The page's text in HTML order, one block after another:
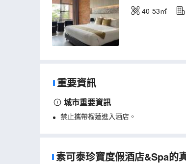
40-53㎡
重要資訊
城市重要資訊
禁止攜帶榴蓮進入酒店。
素可泰珍寶度假酒店&Spa的